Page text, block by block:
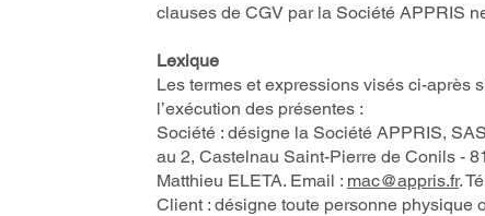
clauses de CGV par la Société APPRIS
Lexique
Les termes et expressions visés ci-après
l’exécution des présentes :
Société : désigne la Société APPRIS,
au 2, Castelnau Saint-Pierre de Conils -
Matthieu ELETA. Email : mac@appris.fr.
Client : désigne toute personne physique